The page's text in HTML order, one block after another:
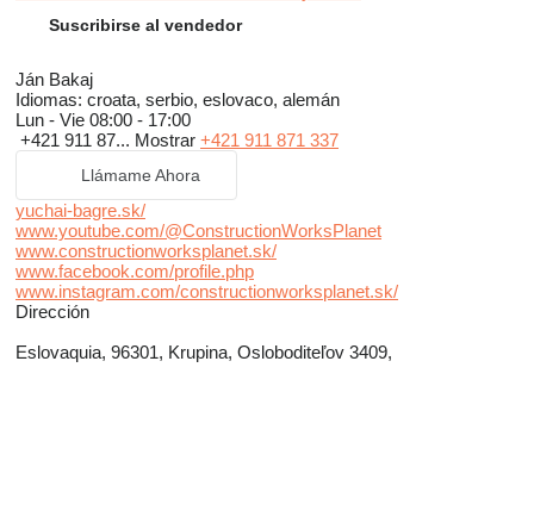
Suscribirse al vendedor
Ján Bakaj
Idiomas: croata, serbio, eslovaco, alemán
Lun - Vie 08:00 - 17:00
+421 911 87... Mostrar +421 911 871 337
Llámame Ahora
yuchai-bagre.sk/
www.youtube.com/@ConstructionWorksPlanet
www.constructionworksplanet.sk/
www.facebook.com/profile.php
www.instagram.com/constructionworksplanet.sk/
Dirección
Eslovaquia, 96301, Krupina, Osloboditeľov 3409,